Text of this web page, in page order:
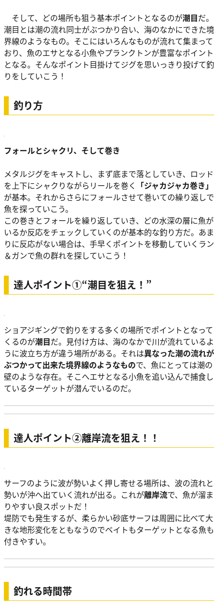
そして、どの場所も狙う基本ポイントとなるのが潮目だ。
潮目とは潮の流れ同士がぶつかり合い、海のなかにできた境
界線のようなもの。そこにはいろんなものが流れて集まって
おり、魚のエサとなる小魚やプランクトンが豊富なポイント
となる。そんなポイント目掛けてジグを思いっきり投げて釣
りをしていこう！
釣り方
フォールとシャクリ、そして巻き
メタルジグをキャストし、まず底まで落としていき、ロッド
を上下にシャクりながらリールを巻く 「ジャカジャカ巻き」
が基本。それからさらにフォールさせて巻いての繰り返しで
魚を探っていこう。
この巻きとフォールを繰り返していき、どの水深の層に魚が
いるか反応をチェックしていくのが基本的な釣り方だ。あま
りに反応がない場合は、手早くポイントを移動していくラン
＆ガンで魚の群れを探していこう！
達人ポイント①“潮目を狙え！”
ショアジギングで釣りをする多くの場所でポイントとなって
くるのが潮目だ。見付け方は、海のなかで川が流れているよ
うに波立ち方が違う場所がある。それは異なった潮の流れが
ぶつかって出来た境界線のようなもので、魚にとっては潮の
壁のような存在。そこへエサとなる小魚を追い込んで捕食し
ているターゲットが潜んでいるのだ。
達人ポイント②離岸流を狙え！！
サーフのように波が勢いよく押し寄せる場所は、波の流れと
勢いが沖へ出ていく流れが出る。これが離岸流で、魚が溜ま
りやすい良スポットだ！
堤防でも発生するが、柔らかい砂底サーフは周囲に比べて大
きな地形変化をともなうのでベイトもターゲットとなる魚も
付きやすい。
釣れる時間帯